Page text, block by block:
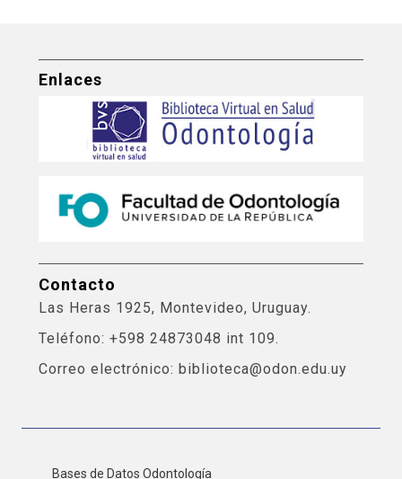
Enlaces
Contacto
Las Heras 1925, Montevideo, Uruguay.
Teléfono: +598 24873048 int 109.
Correo electrónico: biblioteca@odon.edu.uy
Bases de Datos Odontología